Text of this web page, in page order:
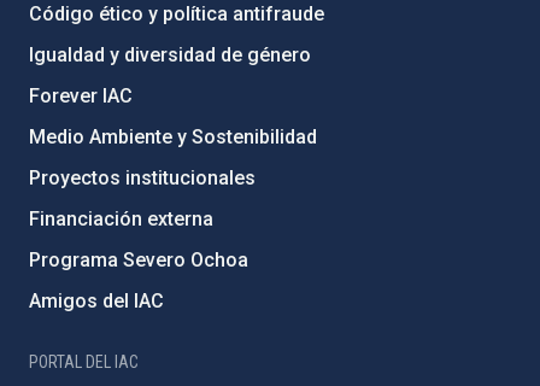
Código ético y política antifraude
Igualdad y diversidad de género
Forever IAC
Medio Ambiente y Sostenibilidad
Proyectos institucionales
Financiación externa
Programa Severo Ochoa
Amigos del IAC
PORTAL DEL IAC